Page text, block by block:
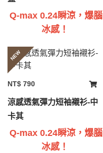
Q-max 0.24瞬涼 ， 爆腦
冰感！
NEW
NT$ 790
涼感透氣彈力短袖襯衫-中
卡其
Q-max 0.24瞬涼 ， 爆腦
冰感！